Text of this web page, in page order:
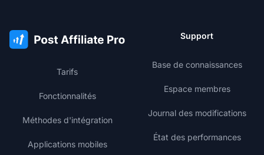
Tarifs
Fonctionnalités
Méthodes d'intégration
Applications mobiles
Support
Base de connaissances
Espace membres
Journal des modifications
État des performances